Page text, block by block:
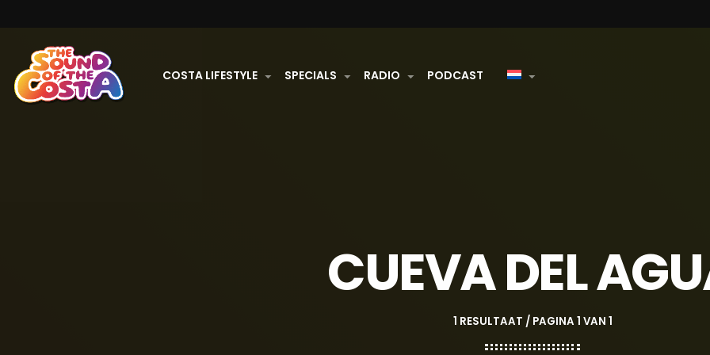
COSTA LIFESTYLE SPECIALS RADIO PODCAST
CUEVA DEL
1 RESULTAAT / PAGINA 1 VAN 1